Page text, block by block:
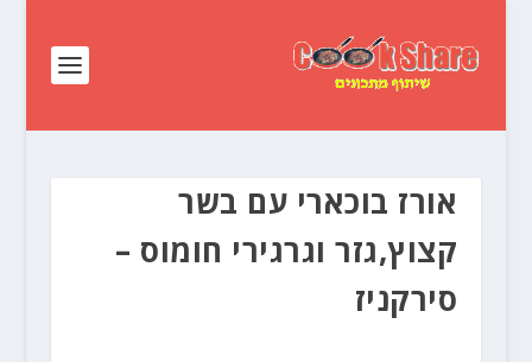
אורז בוכארי עם בשר
קצוץ,גזר וגרגירי חומוס –
סירקניז